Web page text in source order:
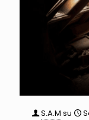
S.A.M su